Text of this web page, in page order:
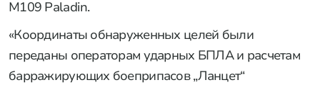
M109 Paladin.
«Координаты обнаруженных целей были
переданы операторам ударных БПЛА и расчетам
барражирующих боеприпасов „Ланцет“